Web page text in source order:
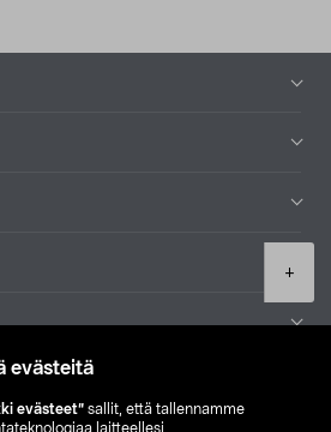
evästeitä
evästeet” sallit, että tallennamme
laitteellesi
+
Etsi myymälä